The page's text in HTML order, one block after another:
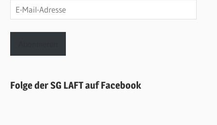
E-
Mail-
Adresse
Folge der SG LAFT auf Facebook